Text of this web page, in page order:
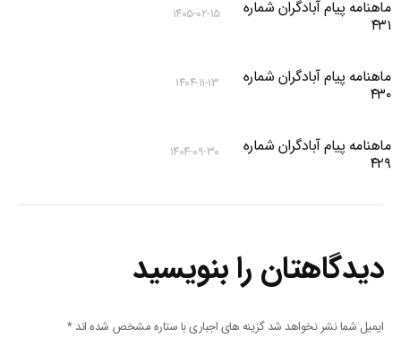
ماهنامه پیام آبادگران شماره
۴۳۱
۱۴۰۵-۰۲-۱۵
ماهنامه پیام آبادگران شماره
۴۳۰
۱۴۰۴-۱۱-۱۳
ماهنامه پیام آبادگران شماره
۴۲۹
۱۴۰۴-۰۹-۳۰
دیدگاهتان را بنویسید
ایمیل شما نشر نخواهد شد گزینه های اجباری با ستاره مشخص شده اند*